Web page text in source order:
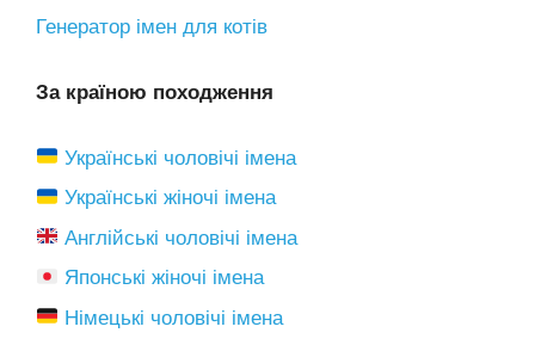
Генератор імен для котів
За країною походження
Українські чоловічі імена
Українські жіночі імена
Англійські чоловічі імена
Японські жіночі імена
Німецькі чоловічі імена